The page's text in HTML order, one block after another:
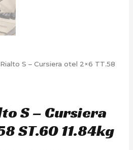
S – Cursiera otel 2×6 TT.58
S – Cursiera
ST.60 11.84kg